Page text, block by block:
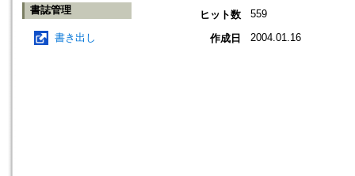
書誌管理
書き出し
ヒット数
559
作成日 2004.01.16